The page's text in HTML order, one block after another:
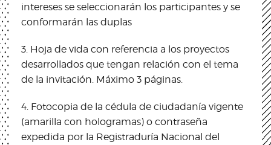
intereses se seleccionarán los participantes y se
conformarán las duplas
3. Hoja de vida con referencia a los proyectos
desarrollados que tengan relación con el tema
de la invitación. Máximo 3 páginas.
4. Fotocopia de la cédula de ciudadanía vigente
(amarilla con hologramas) o contraseña
expedida por la Registraduría Nacional del